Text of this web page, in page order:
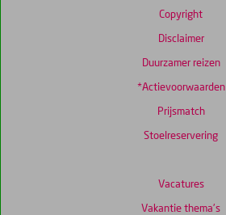
Copyright
Disclaimer
Duurzamer reizen
*Actievoorwaarden
Prijsmatch
Stoelreservering
Vacatures
Vakantie thema's